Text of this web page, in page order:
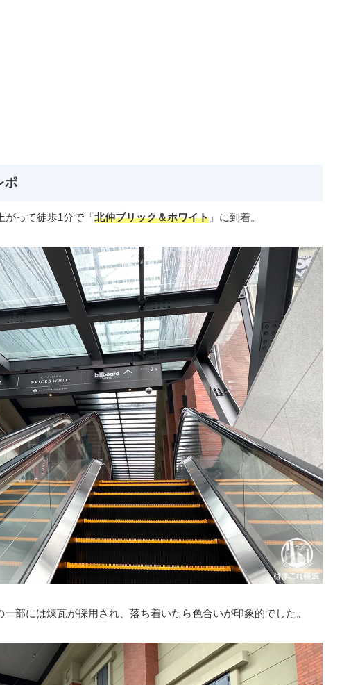
ポ
がって徒歩1分で「北仲ブリック＆ホワイト 」に到着。
部には煉瓦が採用され、落ち着いたら色合いが印象的でした。